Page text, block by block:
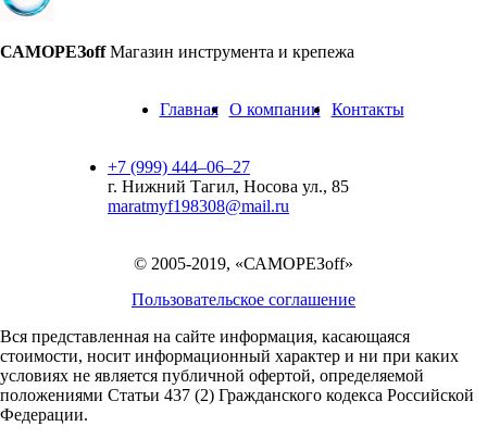
САМОРЕЗoff Магазин инструмента и крепежа
Главная О компании Контакты
+7 (999) 444‒06‒27
г. Нижний Тагил, Носова ул., 85
maratmyf198308@mail.ru
© 2005-2019, «САМОРЕЗoff»
Пользовательское соглашение
Вся представленная на сайте информация, касающаяся
стоимости, носит информационный характер и ни при каких
условиях не является публичной офертой, определяемой
положениями Статьи 437 (2) Гражданского кодекса Российской
Федерации.